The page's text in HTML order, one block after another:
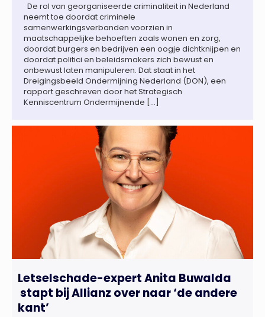
De rol van georganiseerde criminaliteit in Nederland
neemt toe doordat criminele
samenwerkingsverbanden voorzien in
maatschappelijke behoeften zoals wonen en zorg,
doordat burgers en bedrijven een oogje dichtknijpen en
doordat politici en beleidsmakers zich bewust en
onbewust laten manipuleren. Dat staat in het
Dreigingsbeeld Ondermijning Nederland (DON), een
rapport geschreven door het Strategisch
Kenniscentrum Ondermijnende […]
Letselschade-expert Anita Buwalda
stapt bij Allianz over naar ‘de andere
kant’